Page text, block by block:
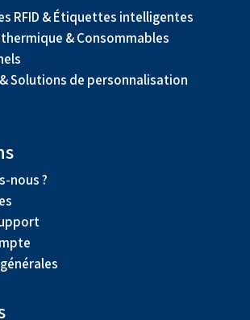
RFID & Étiquettes intelligentes
& Consommables
& Solutions de personnalisation
nous ?